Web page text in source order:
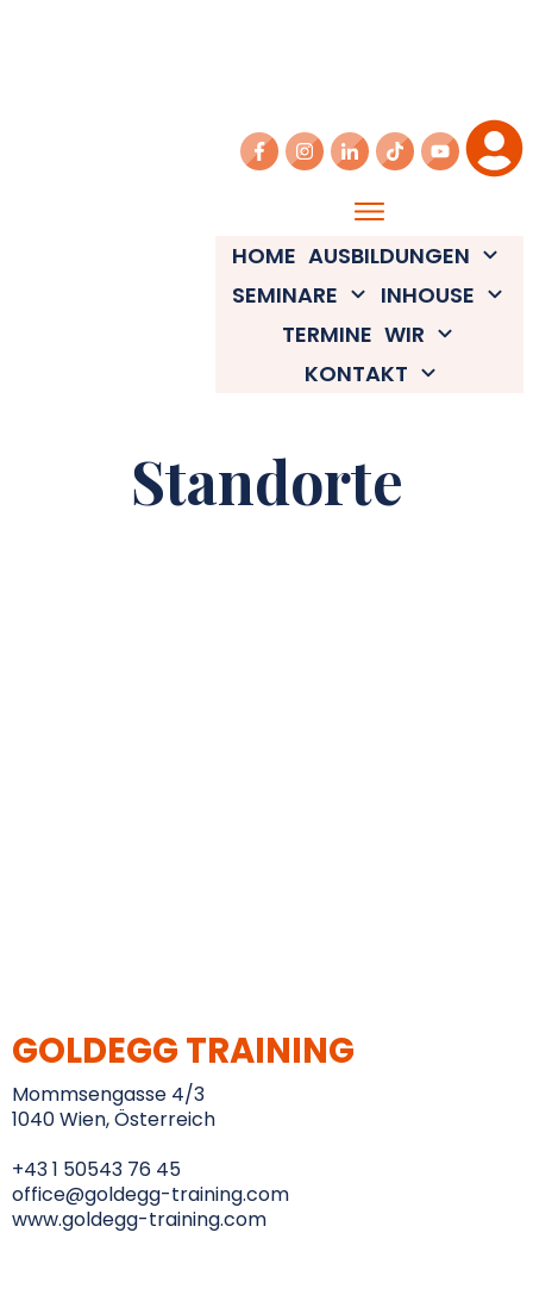
HOME AUSBILDUNGEN
SEMINARE
INHOUSE
TERMINE WIR
KONTAKT
Standorte
GOLDEGG TRAINING
Mommsengasse 4/3
1040 Wien, Österreich
+43 1 50543 76 45
office@goldegg-training.com
www.goldegg-training.com